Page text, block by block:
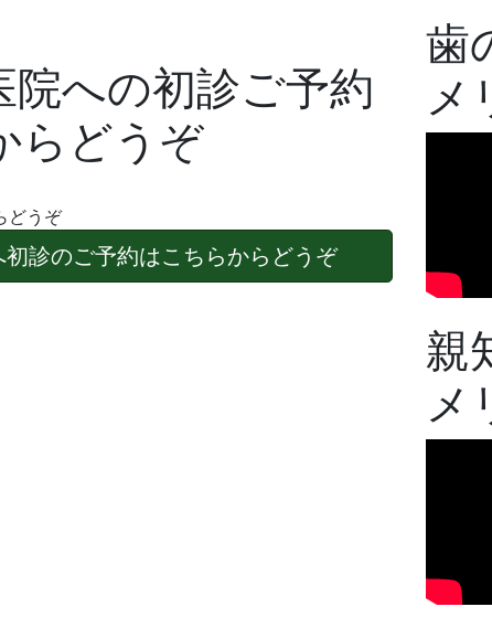
院への初診ご予約
らどうぞ
どうぞ
診のご予約はこちらからどうぞ
歯
メ
親
メ